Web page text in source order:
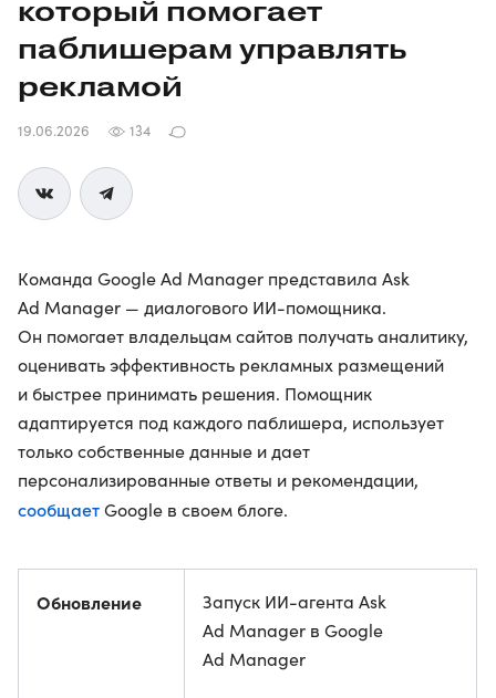
который помогает
паблишерам управлять
рекламой
19.06.2026 134
Команда Google Ad Manager представила Ask
Ad Manager — диалогового ИИ-помощника.
Он помогает владельцам сайтов получать аналитику,
оценивать эффективность рекламных размещений
и быстрее принимать решения. Помощник
адаптируется под каждого паблишера, использует
только собственные данные и дает
персонализированные ответы и рекомендации,
сообщаетGoogle в своем блоге.
Обновление
Запуск ИИ-агента Ask
Ad Manager в Google
Ad Manager